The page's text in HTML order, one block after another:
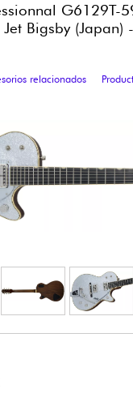
G6129T-
Jet Bigsby (Japan)
relacionados